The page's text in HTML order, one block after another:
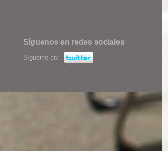
Síguenos en redes sociales
Sígueme en: